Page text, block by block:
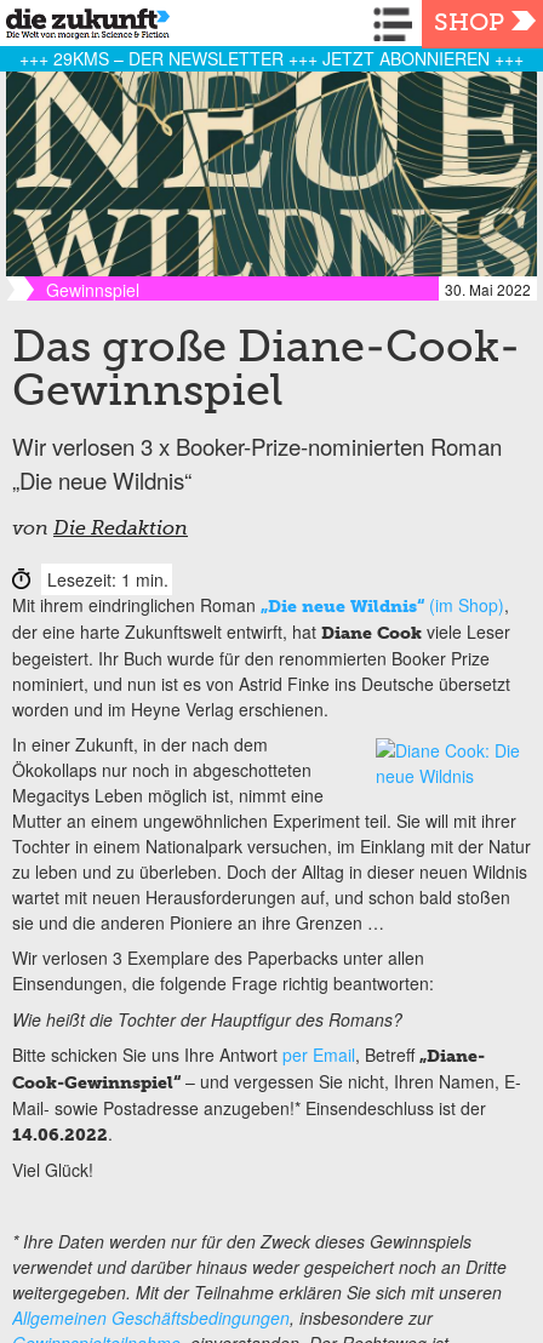
Navigation
SHOP
+++ 29KMS – DER NEWSLETTER +++ JETZT ABONNIEREN +++
Gewinnspiel 30. Mai 2022
Das große Diane-Cook-
Gewinnspiel
Wir verlosen 3 x Booker-Prize-nominierten Roman
„Die neue Wildnis“
von Die Redaktion
Lesezeit: 1 min.
Mit ihrem eindringlichen Roman „Die neue Wildnis“ (im Shop),
der eine harte Zukunftswelt entwirft, hat Diane Cook viele Leser
begeistert. Ihr Buch wurde für den renommierten Booker Prize
nominiert, und nun ist es von Astrid Finke ins Deutsche übersetzt
worden und im Heyne Verlag erschienen.
In einer Zukunft, in der nach dem
Ökokollaps nur noch in abgeschotteten
Megacitys Leben möglich ist, nimmt eine
Mutter an einem ungewöhnlichen Experiment teil. Sie will mit ihrer
Tochter in einem Nationalpark versuchen, im Einklang mit der Natur
zu leben und zu überleben. Doch der Alltag in dieser neuen Wildnis
wartet mit neuen Herausforderungen auf, und schon bald stoßen
sie und die anderen Pioniere an ihre Grenzen …
Wir verlosen 3 Exemplare des Paperbacks unter allen
Einsendungen, die folgende Frage richtig beantworten:
Wie heißt die Tochter der Hauptfigur des Romans?
Bitte schicken Sie uns Ihre Antwort per Email, Betreff„Diane-
Cook-Gewinnspiel“ – und vergessen Sie nicht, Ihren Namen, E-
Mail- sowie Postadresse anzugeben!* Einsendeschluss ist der
14.06.2022.
Viel Glück!
* Ihre Daten werden nur für den Zweck dieses Gewinnspiels
verwendet und darüber hinaus weder gespeichert noch an Dritte
weitergegeben. Mit der Teilnahme erklären Sie sich mit unseren
Allgemeinen Geschäftsbedingungen, insbesondere zur